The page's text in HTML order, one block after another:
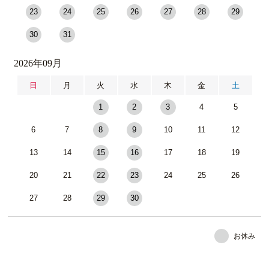
23 24 25 26 27 28 29
30 31
2026年09月
日 月 火 水 木 金 土
1 2 3 4 5
6 7 8 9 10 11 12
13 14 15 16 17 18 19
20 21 22 23 24 25 26
27 28 29 30
お休み